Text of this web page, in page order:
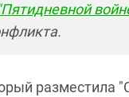
разместила